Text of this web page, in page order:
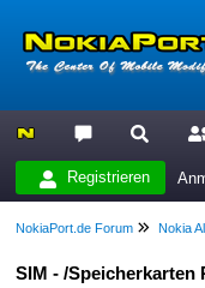
Registrieren
NokiaPort.de Forum Nokia
SIM - /Speicherkarten